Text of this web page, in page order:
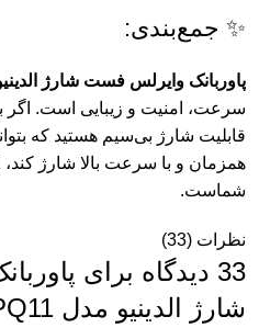
✨ جمع‌بندی:
پاوربانک وایرلس فست شارژ
سرعت، امنیت و زیبایی است. اگر
قابلیت شارژ بی‌سیم هستید که
همزمان و با سرعت بالا شارژ کند،
شماست.
نظرات (33)
33 دیدگاه برای